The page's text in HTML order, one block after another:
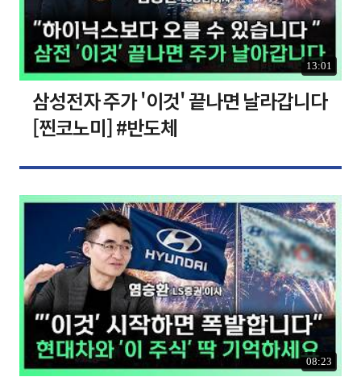
13:01
삼성전자 주가 '이것' 끝나면 날라갑니다
[찐코노미] #반도체
08:23